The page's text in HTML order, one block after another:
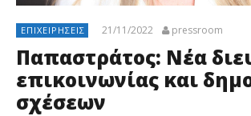
ΕΠΙΧΕΙΡΉΣΕΙΣ 21/11/2022 pressroom
Παπαστράτος: Nέα
επικοινωνίας και
σχέσεων